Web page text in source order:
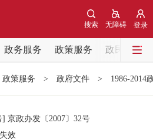
登录
无障碍
搜索
政务服务 政策服务
政民互动
党中央精神
政策服务 > 政府文件 > 1986-2014
] 京政办发 〔2007〕 32号
失效